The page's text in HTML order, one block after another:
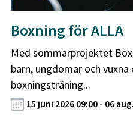
Boxning för ALLA
Med sommarprojektet
barn, ungdomar och
boxningsträning...
15 juni 2026 09:00 - 06